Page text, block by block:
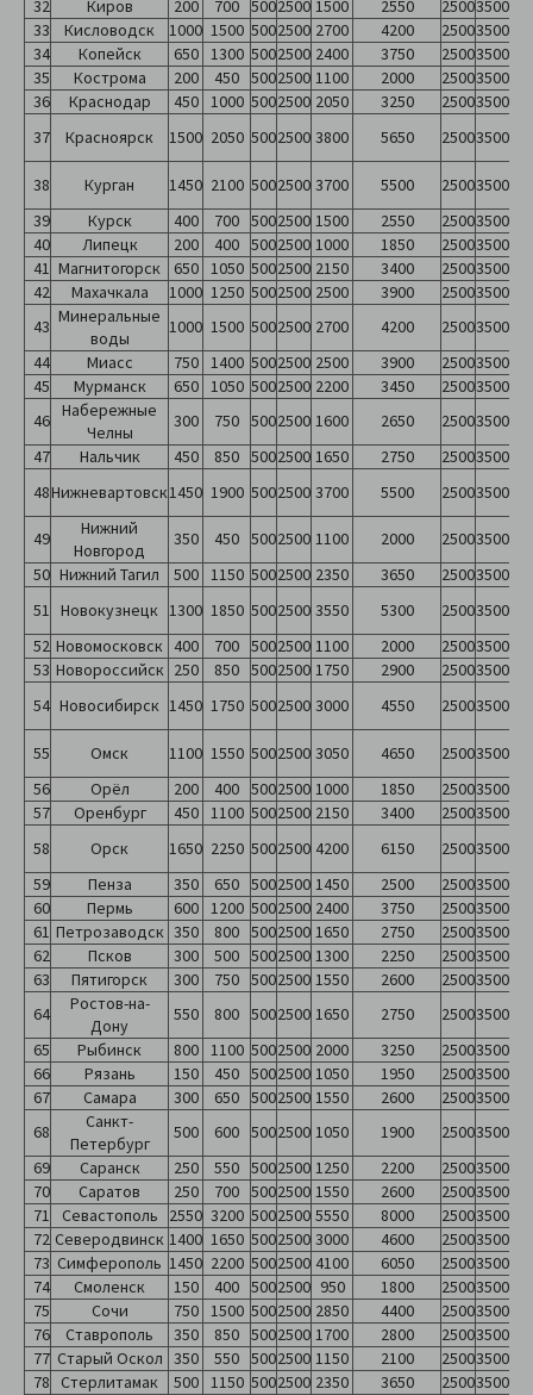
32
Киров 200 700 5002500 1500 2550 25003500
33
Кисловодск 1000 1500 5002500 2700 4200 25003500
34
Копейск 650 1300 5002500 2400 3750 25003500
35
Кострома 200 450 5002500 1100 2000 25003500
36
Краснодар 450 1000 5002500 2050 3250 25003500
37
Красноярск 1500 2050 5002500 3800 5650 25003500
38 Курган 1450 2100 5002500 3700 5500 25003500
39
Курск 400 700 5002500 1500 2550 25003500
40
Липецк 200 400 5002500 1000 1850 25003500
41 Магнитогорск 650 1050 5002500 2150 3400 25003500
42
Махачкала 1000 1250 5002500 2500 3900 25003500
43 Минеральные
воды
1000 1500 5002500 2700 4200 25003500
44
Миасс 750 1400 5002500 2500 3900 25003500
45
Мурманск 650 1050 5002500 2200 3450 25003500
46 Набережные
Челны
300 750 5002500 1600 2650 25003500
47
Нальчик 450 850 5002500 1650 2750 25003500
48Нижневартовск1450 1900 5002500 3700 5500 25003500
49
Нижний
Новгород
350 450 5002500 1100 2000 25003500
50 Нижний Тагил 500 1150 5002500 2350 3650 25003500
51 Новокузнецк 1300 1850 5002500 3550 5300 25003500
52 Новомосковск 400 700 5002500 1100 2000 25003500
53 Новороссийск 250 850 5002500 1750 2900 25003500
54 Новосибирск 1450 1750 5002500 3000 4550 25003500
55 Омск 1100 1550 5002500 3050 4650 25003500
56
Орёл 200 400 5002500 1000 1850 25003500
57
Оренбург 450 1100 5002500 2150 3400 25003500
58
Орск 1650 2250 5002500 4200 6150 25003500
59
Пенза 350 650 5002500 1450 2500 25003500
60
Пермь 600 1200 5002500 2400 3750 25003500
61 Петрозаводск 350 800 5002500 1650 2750 25003500
62
Псков 300 500 5002500 1300 2250 25003500
63
Пятигорск 300 750 5002500 1550 2600 25003500
64
Ростов-на-
Дону
550 800 5002500 1650 2750 25003500
65
Рыбинск 800 1100 5002500 2000 3250 25003500
66
Рязань 150 450 5002500 1050 1950 25003500
67
Самара 300 650 5002500 1550 2600 25003500
68
Санкт-
Петербург
500 600 5002500 1050 1900 25003500
69
Саранск 250 550 5002500 1250 2200 25003500
70
Саратов 250 700 5002500 1550 2600 25003500
71
Севастополь 2550 3200 5002500 5550 8000 25003500
72 Северодвинск 1400 1650 5002500 3000 4600 25003500
73 Симферополь 1450 2200 5002500 4100 6050 25003500
74
Смоленск 150 400 5002500 950 1800 25003500
75
Сочи 750 1500 5002500 2850 4400 25003500
76
Ставрополь 350 850 5002500 1700 2800 25003500
77 Старый Оскол 350 550 5002500 1150 2100 25003500
78 Стерлитамак 500 1150 5002500 2350 3650 25003500